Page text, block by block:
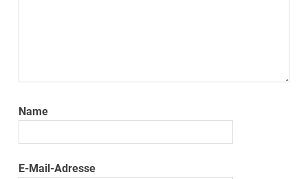
Name
E-Mail-Adresse